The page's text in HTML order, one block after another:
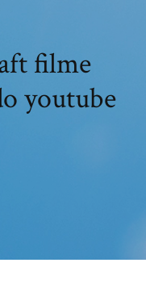
filme
youtube